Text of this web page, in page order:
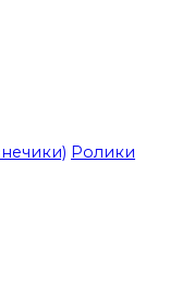
Ролики